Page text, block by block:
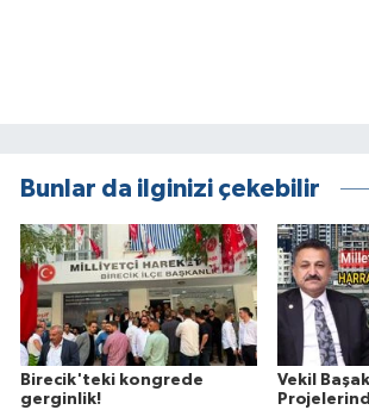
Bunlar da ilginizi çekebilir
Birecik'teki kongrede
gerginlik!
Vekil